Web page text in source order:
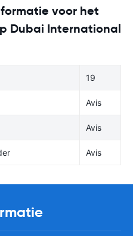
voor het
Dubai International
19
Avis
Avis
Avis